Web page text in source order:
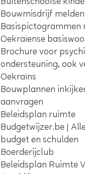
Bouwmisdrijf
Basispictogrammen
Oekraïense
Brochure voor
ondersteuning, ook
Oekraïns
Bouwplannen
aanvragen
Beleidsplan ruimte
Budgetwijzer.be |
budget en schulden
Boerderijclub
Beleidsplan Ruimte